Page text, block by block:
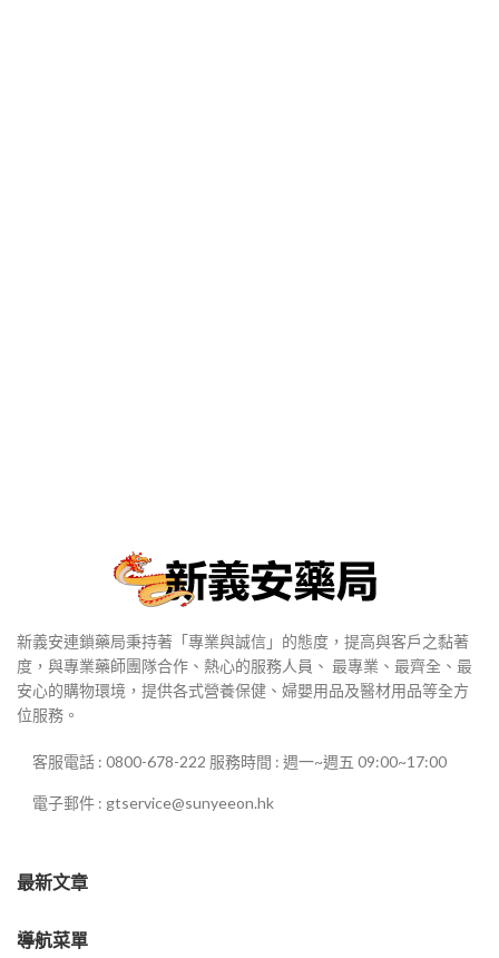
新義安連鎖藥局秉持著「專業與誠信」的態度，提高與客戶之黏著
度，與專業藥師團隊合作、熱心的服務人員、 最專業、最齊全、最
安心的購物環境，提供各式營養保健、婦嬰用品及醫材用品等全方
位服務。
客服電話 : 0800-678-222 服務時間 : 週一~週五 09:00~17:00
電子郵件 : gtservice@sunyeeon.hk
最新文章
導航菜單